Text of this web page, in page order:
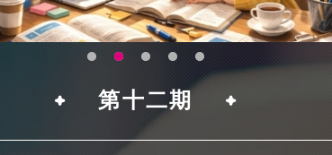
第十二期